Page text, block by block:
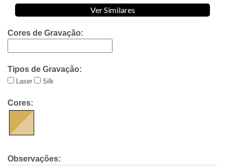
Ver Similares
Cores de Gravação:
Tipos de Gravação:
Laser Silk
Cores:
Observações: